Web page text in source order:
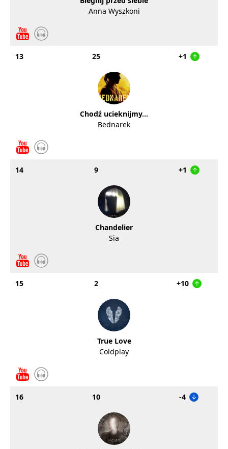
Anna Wyszkoni
13 25 +1
Chodź ucieknijmy...
Bednarek
14 9 +1
Chandelier
Sia
15 2 +10
True Love
Coldplay
16 10 -4